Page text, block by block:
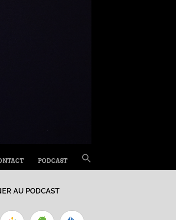
PODCAST
FOR:
Search Button
AU PODCAST